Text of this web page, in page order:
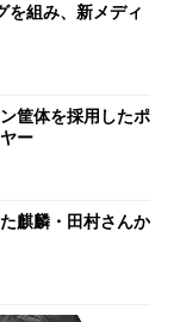
を組み、新メディ
筐体を採用したポ
ー
麒麟・田村さんか